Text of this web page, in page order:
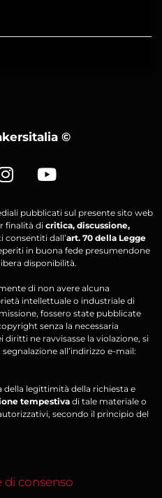
©
pubblicati sul presente sito web
finalità di critica, discussione,
consentiti dall’art. 70 della Legge
in buona fede presumendone
disponibilità.
di non avere alcuna
intellettuale o industriale di
fossero state pubblicate
senza la necessaria
ne ravvisasse la violazione, si
all’indirizzo e-mail:
della legittimità della richiesta e
tempestiva di tale materiale o
secondo il principio del
di consenso